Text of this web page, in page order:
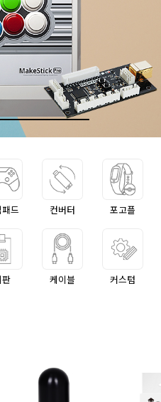
드 컨버터 포고플
케이블 커스텀